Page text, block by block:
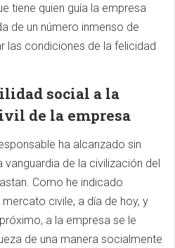
tiene quien guía la empresa
de un número inmenso de
las condiciones de la felicidad
social a la
de la empresa
ha alcanzado sin
de la civilización del
Como he indicado
civile, a día de hoy, y
a la empresa se le
de una manera socialmente